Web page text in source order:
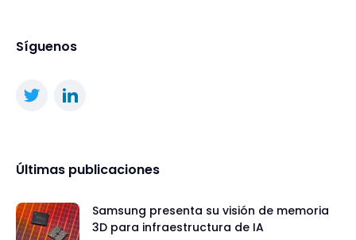
Síguenos
Últimas publicaciones
Samsung presenta su visión de memoria
3D para infraestructura de IA